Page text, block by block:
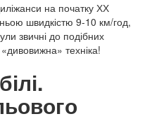
на початку ХХ
швидкістю 9-10 км/год,
звичні до подібних
техніка!